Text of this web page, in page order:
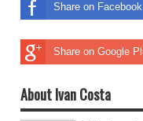
Share on Facebook
Share on Google
About Ivan Costa